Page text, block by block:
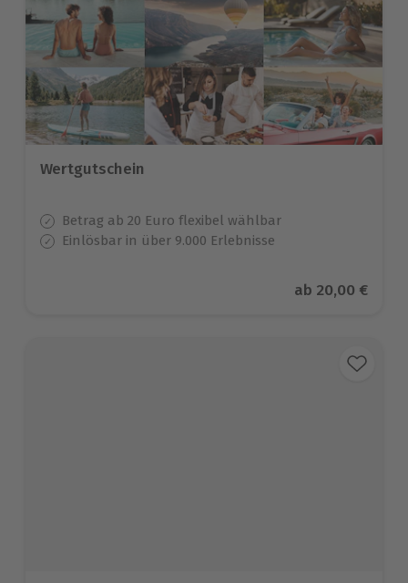
Wertgutschein
Betrag ab 20 Euro flexibel wählbar
Einlösbar in über 9.000 Erlebnisse
Aktueller Preis
ab 20,00 €